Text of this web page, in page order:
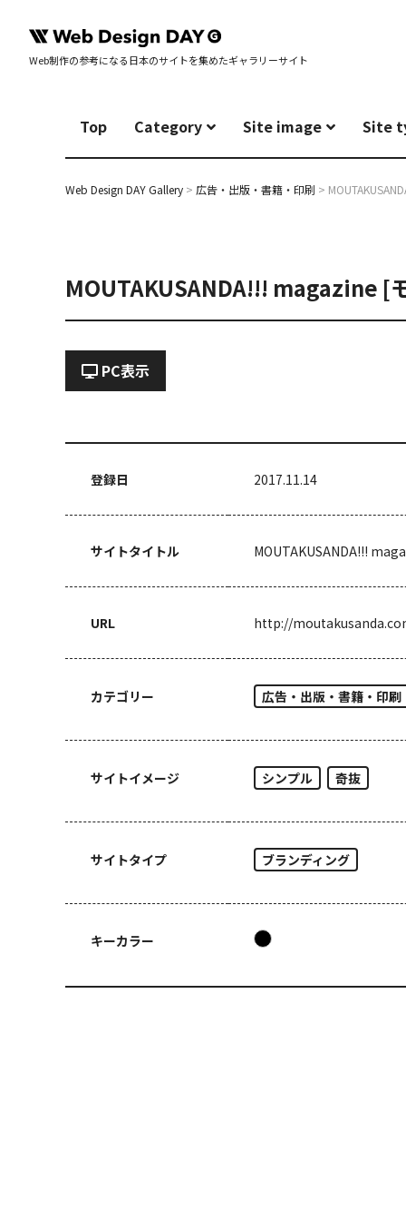
Web制作の参考になる日本のサイトを集めたギャラリーサイト
Top Category Site image Site
Web Design DAY Gallery > 広告・出版・書籍・印刷 >
MOUTAKUSANDA!!! magazine [
PC表示
登録日 2017.11.14
サイトタイトル MOUTAKUSANDA!!!
URL http://
カテゴリー 広告・出版・書籍・印刷
サイトイメージ シンプル 奇抜
サイトタイプ ブランディング
キーカラー